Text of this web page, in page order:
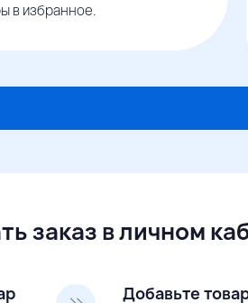
в избранное.
заказ в личном
Добавьте